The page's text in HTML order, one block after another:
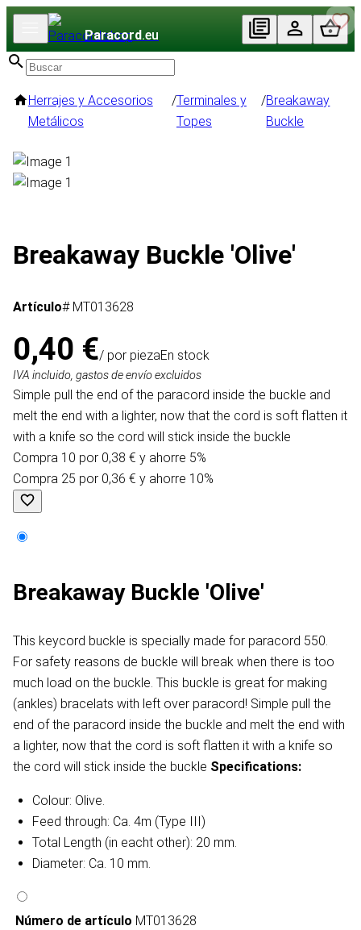
Paracord.eu
Herrajes y Accesorios
Metálicos
/Terminales y
Topes
/Breakaway
Buckle
Breakaway Buckle 'Olive'
Artículo# MT013628
0,40 €/ por piezaEn stock
IVA incluido, gastos de envío excluidos
Simple pull the end of the paracord inside the buckle and
melt the end with a lighter, now that the cord is soft flatten it
with a knife so the cord will stick inside the buckle
Compra 10 por 0,38 € y ahorre 5%
Compra 25 por 0,36 € y ahorre 10%
Breakaway Buckle 'Olive'
This keycord buckle is specially made for paracord 550.
For safety reasons de buckle will break when there is too
much load on the buckle. This buckle is great for making
(ankles) bracelats with left over paracord! Simple pull the
end of the paracord inside the buckle and melt the end with
a lighter, now that the cord is soft flatten it with a knife so
the cord will stick inside the buckle Specifications:
Colour: Olive.
Feed through: Ca. 4m (Type III)
Total Length (in eacht other): 20 mm.
Diameter: Ca. 10 mm.
Número de artículo MT013628